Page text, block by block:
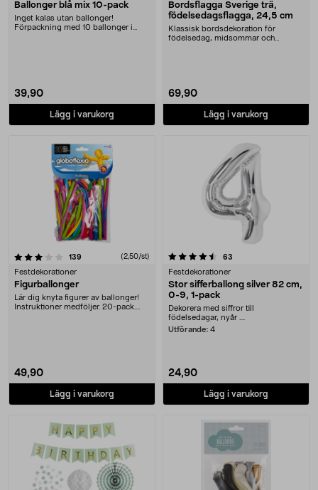
Ballonger blå mix 10-pack
Inget kalas utan ballonger!
Förpackning med 10 ballonger i
39,90
Lägg i varukorg
Bordsflagga Sverige trä,
födelsedagsflagga, 24,5 cm
Klassisk bordsdekoration för
födelsedag, midsommar och
69,90
Lägg i varukorg
139 recensioner(2,50/st)
Festdekorationer
Figurballonger
Lär dig knyta figurer av ballonger!
Instruktioner medföljer. 20-pack.
49,90
Lägg i varukorg
4.5 av 5 stjärnor 63
Festdekorationer
Stor sifferballong silver 82 cm,
0-9, 1-pack
Dekorera med siffror till
födelsedagar, nyår ....
Utförande: 4
24,90
Lägg i varukorg